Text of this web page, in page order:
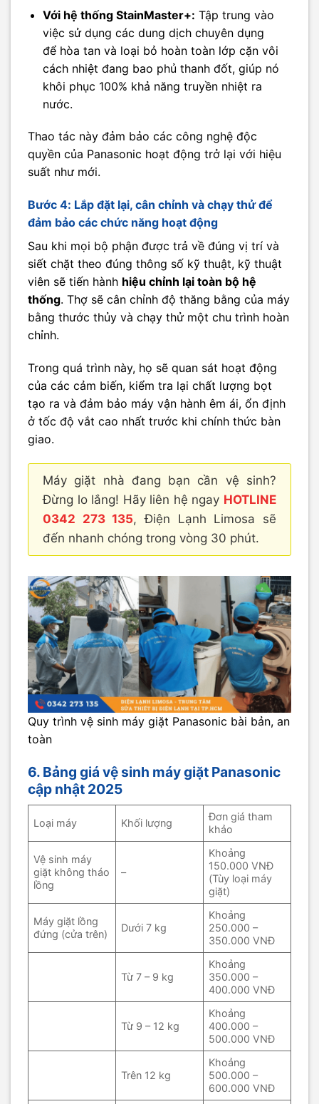
Với hệ thống StainMaster+: Tập trung vào
việc sử dụng các dung dịch chuyên dụng
để hòa tan và loại bỏ hoàn toàn lớp cặn vôi
cách nhiệt đang bao phủ thanh đốt, giúp nó
khôi phục 100% khả năng truyền nhiệt ra
nước.
Thao tác này đảm bảo các công nghệ độc
quyền của Panasonic hoạt động trở lại với hiệu
suất như mới.
Bước 4: Lắp đặt lại, cân chỉnh và chạy thử để
đảm bảo các chức năng hoạt động
Sau khi mọi bộ phận được trả về đúng vị trí và
siết chặt theo đúng thông số kỹ thuật, kỹ thuật
viên sẽ tiến hành hiệu chỉnh lại toàn bộ hệ
thống. Thợ sẽ cân chỉnh độ thăng bằng của máy
bằng thước thủy và chạy thử một chu trình hoàn
chỉnh.
Trong quá trình này, họ sẽ quan sát hoạt động
của các cảm biến, kiểm tra lại chất lượng bọt
tạo ra và đảm bảo máy vận hành êm ái, ổn định
ở tốc độ vắt cao nhất trước khi chính thức bàn
giao.
Máy giặt nhà đang bạn cần vệ sinh?
Đừng lo lắng! Hãy liên hệ ngay HOTLINE
0342 273 135, Điện Lạnh Limosa sẽ
đến nhanh chóng trong vòng 30 phút.
Quy trình vệ sinh máy giặt Panasonic bài bản, an
toàn
6. Bảng giá vệ sinh máy giặt Panasonic
cập nhật 2025
Loại máy Khối lượng
Đơn giá tham
khảo
Vệ sinh máy
giặt không tháo
lồng
–
Khoảng
150.000 VNĐ
(Tùy loại máy
giặt)
Máy giặt lồng
đứng (cửa trên)
Dưới 7 kg
Khoảng
250.000 –
350.000 VNĐ
Từ 7 – 9 kg
Khoảng
350.000 –
400.000 VNĐ
Từ 9 – 12 kg
Khoảng
400.000 –
500.000 VNĐ
Trên 12 kg
Khoảng
500.000 –
600.000 VNĐ